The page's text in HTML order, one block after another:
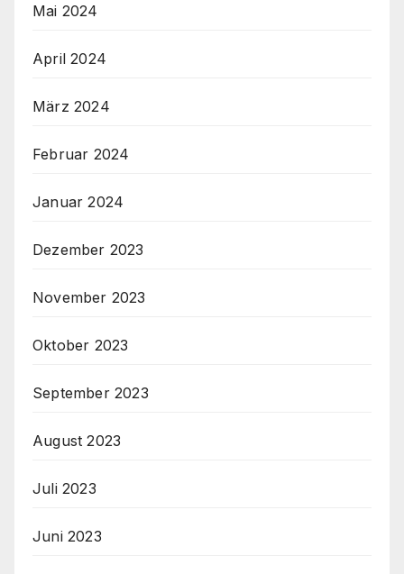
Mai 2024
April 2024
März 2024
Februar 2024
Januar 2024
Dezember 2023
November 2023
Oktober 2023
September 2023
August 2023
Juli 2023
Juni 2023